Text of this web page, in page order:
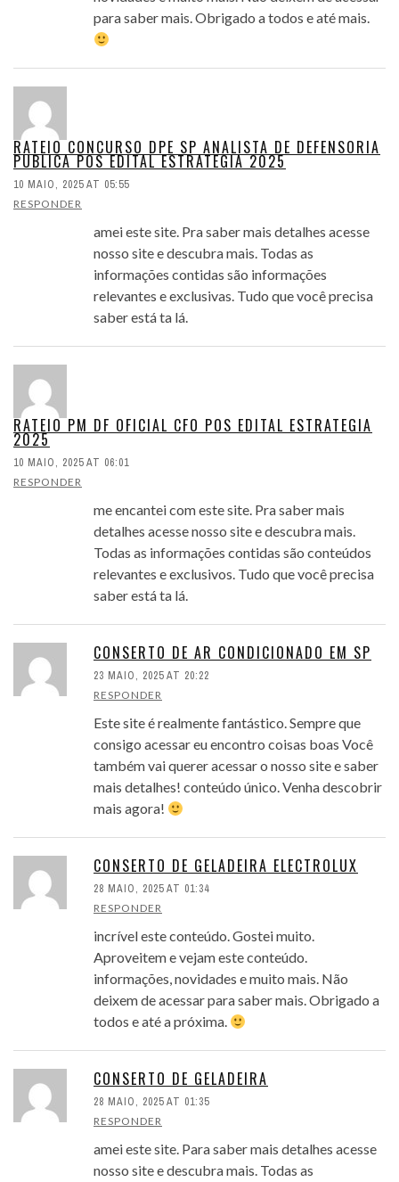
para saber mais. Obrigado a todos e até mais.
RATEIO CONCURSO DPE SP ANALISTA DE DEFENSORIA
PUBLICA POS EDITAL ESTRATEGIA 2025
10 MAIO, 2025 AT 05:55
RESPONDER
amei este site. Pra saber mais detalhes acesse
nosso site e descubra mais. Todas as
informações contidas são informações
relevantes e exclusivas. Tudo que você precisa
saber está ta lá.
RATEIO PM DF OFICIAL CFO POS EDITAL ESTRATEGIA
2025
10 MAIO, 2025 AT 06:01
RESPONDER
me encantei com este site. Pra saber mais
detalhes acesse nosso site e descubra mais.
Todas as informações contidas são conteúdos
relevantes e exclusivos. Tudo que você precisa
saber está ta lá.
CONSERTO DE AR CONDICIONADO EM SP
23 MAIO, 2025 AT 20:22
RESPONDER
Este site é realmente fantástico. Sempre que
consigo acessar eu encontro coisas boas Você
também vai querer acessar o nosso site e saber
mais detalhes! conteúdo único. Venha descobrir
mais agora!
CONSERTO DE GELADEIRA ELECTROLUX
28 MAIO, 2025 AT 01:34
RESPONDER
incrível este conteúdo. Gostei muito.
Aproveitem e vejam este conteúdo.
informações, novidades e muito mais. Não
deixem de acessar para saber mais. Obrigado a
todos e até a próxima.
CONSERTO DE GELADEIRA
28 MAIO, 2025 AT 01:35
RESPONDER
amei este site. Para saber mais detalhes acesse
nosso site e descubra mais. Todas as